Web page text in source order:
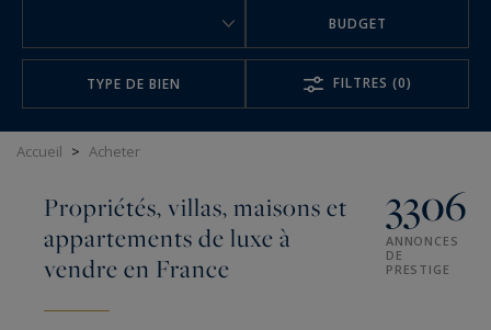
TYPE DE BIEN
BUDGET
FILTRES (0)
Accueil > Acheter
Propriétés, villas, maisons et
appartements de luxe à
vendre en France
3306
ANNONCES
DE
PRESTIGE